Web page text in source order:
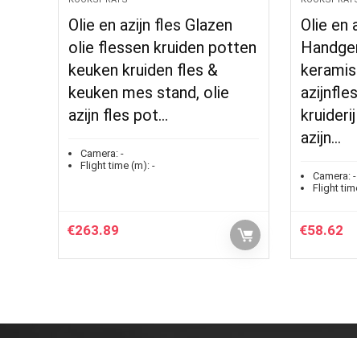
Olie en azijn fles Glazen
olie flessen kruiden potten
keuken kruiden fles &
keuken mes stand, olie
azijn fles pot…
Camera: -
Flight time (m): -
€263.89
Olie en
azijn…
Camera:-
Flight
€58.62